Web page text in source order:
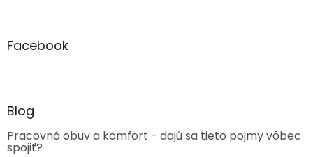
Facebook
Blog
Pracovná obuv a komfort - dajú sa tieto pojmy vôbec
spojiť?